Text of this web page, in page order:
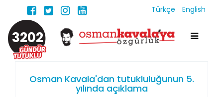
Türkçe English
3202
Osman Kavala'dan tutukluluğunun 5.
yılında açıklama